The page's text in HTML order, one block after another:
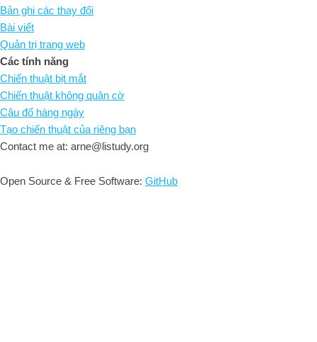
Bản ghi các thay đổi
Bài viết
Quản trị trang web
Các tính năng
Chiến thuật bịt mắt
Chiến thuật không quân cờ
Câu đố hàng ngày
Tạo chiến thuật của riêng bạn
Contact me at: arne@listudy.org
Open Source & Free Software: GitHub